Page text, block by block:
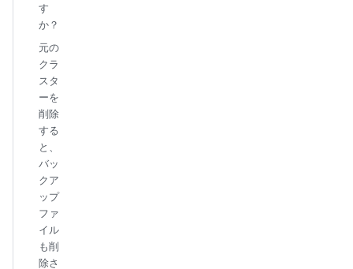
す
か？
元の
クラ
スタ
ーを
削除
する
と、
バッ
クア
ップ
ファ
イル
も削
除さ